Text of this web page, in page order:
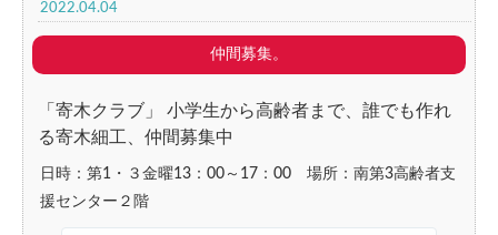
2022.04.04
仲間募集。
「寄木クラブ」 小学生から高齢者まで、誰でも作れ
る寄木細工、仲間募集中
日時：第1・３金曜13：00～17：00 場所：南第3高齢者支
援センター２階